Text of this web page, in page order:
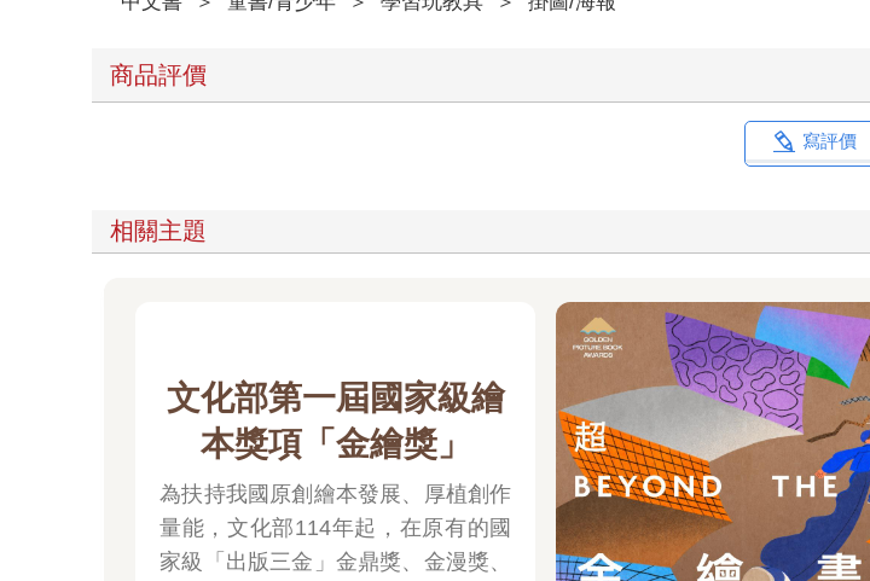
商品評價
寫評價
相關主題
文化部第一屆國家級繪
本獎項「金繪獎」
為扶持我國原創繪本發展、厚植創作
量能，文化部114年起，在原有的國
家級「出版三金」金鼎獎、金漫獎、